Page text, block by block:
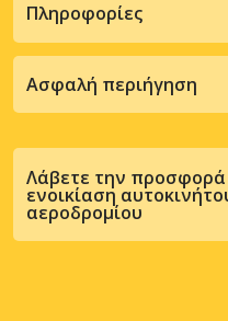
Πληροφορίες
Ασφαλή περιήγηση
Λάβετε την προσφορά
ενοικίαση
αεροδρομίου